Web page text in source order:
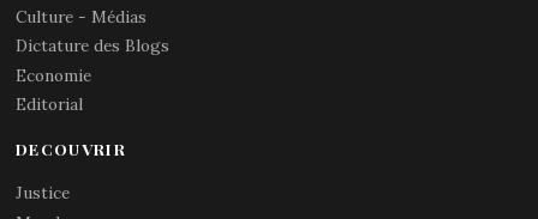
Culture - Médias
Dictature des Blogs
Economie
Editorial
DECOUVRIR
Justice